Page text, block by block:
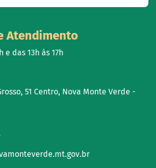
Atendimento
e das 13h às 17h
51 Centro, Nova Monte Verde -